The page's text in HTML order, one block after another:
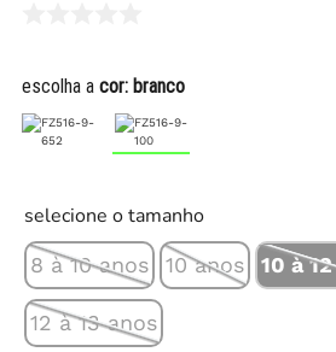
escolha a cor: branco
selecione o tamanho
8 à 10 anos 10 anos 10 à
12 à 13 anos